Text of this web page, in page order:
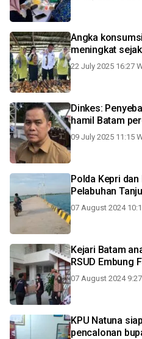
Angka
meningkat
22 July 2025 16:27
Dinkes:
hamil Batam
09 July 2025 11:15
Polda Kepri
Pelabuhan
07 August 2024
Kejari Batam
RSUD Embung
07 August 2024
KPU Natuna
pencalonan